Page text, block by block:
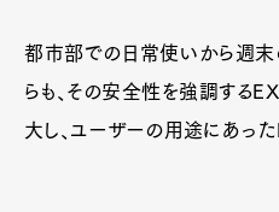
都市部での日常使いから週
らも、その安全性を強調する
大し、ユーザーの用途にあった